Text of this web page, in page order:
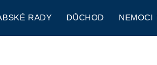
RADY DŮCHOD NEMOCI